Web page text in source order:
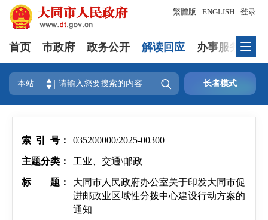
登录
繁體版 ENGLISH
首页 市政府 政务公开 解读回应 办事服务
本站  长者模式
索 引 号： 035200000/2025-00300
主题分类： 工业、交通\邮政
标 题：
大同市人民政府办公室关于印发大同市促
进邮政业区域性分拨中心建设行动方案的
通知